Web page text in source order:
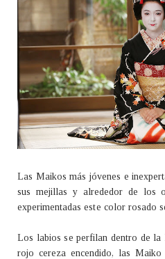
Las Maikos más jóvenes e
sus mejillas y alrededor de los
experimentadas este color rosado
Los labios se perfilan dentro de
rojo cereza encendido, las